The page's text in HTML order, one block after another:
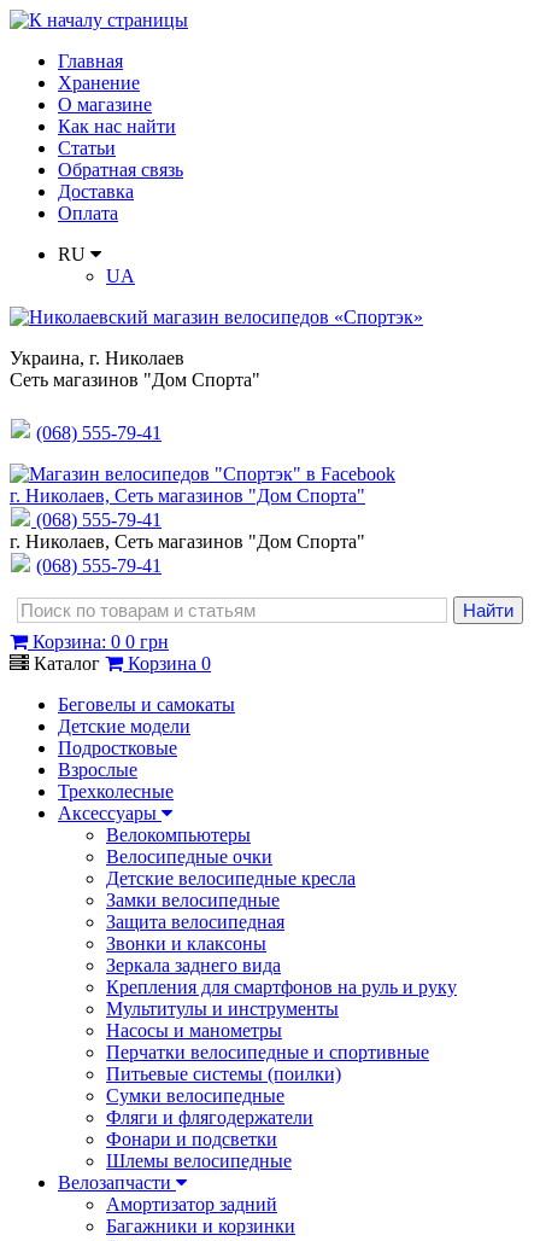
Главная
Хранение
О магазине
Как нас найти
Статьи
Обратная связь
Доставка
Оплата
RU
UA
Украина, г. Николаев
Сеть магазинов "Дом Спорта"
(068) 555-79-41
г. Николаев, Сеть магазинов "Дом Спорта"
(068) 555-79-41
г. Николаев, Сеть магазинов "Дом Спорта"
(068) 555-79-41
Корзина: 0 0 грн
Каталог
Корзина 0
Беговелы и самокаты
Детские модели
Подростковые
Взрослые
Трехколесные
Аксессуары
Велокомпьютеры
Велосипедные очки
Детские велосипедные кресла
Замки велосипедные
Защита велосипедная
Звонки и клаксоны
Зеркала заднего вида
Крепления для смартфонов на руль и руку
Мультитулы и инструменты
Насосы и манометры
Перчатки велосипедные и спортивные
Питьевые системы (поилки)
Сумки велосипедные
Фляги и флягодержатели
Фонари и подсветки
Шлемы велосипедные
Велозапчасти
Амортизатор задний
Багажники и корзинки